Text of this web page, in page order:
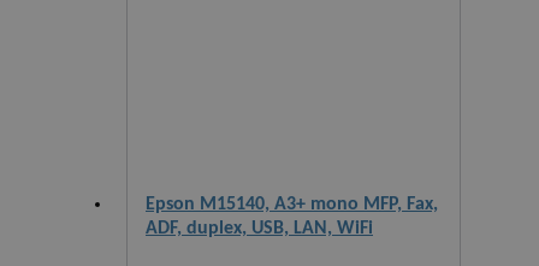
Epson M15140, A3+ mono MFP, Fax,
ADF, duplex, USB, LAN, WiFi